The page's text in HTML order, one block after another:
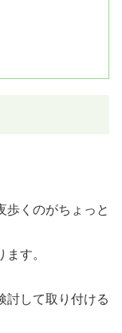
歩くのがちょっと
ます。
討して取り付ける